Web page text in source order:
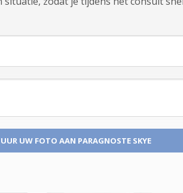
UW FOTO AAN PARAGNOSTE SKYE